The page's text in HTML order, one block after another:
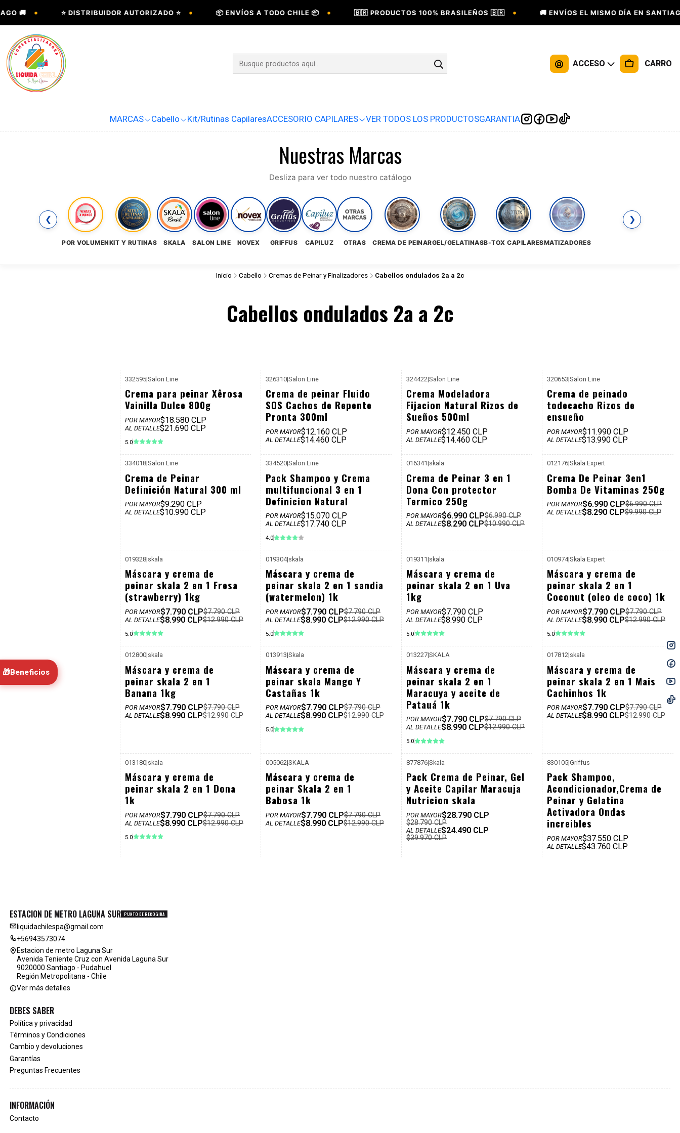
🎁Beneficios
🚚 • ⭐ DISTRIBUIDOR AUTORIZADO ⭐ • 📦 ENVÍOS A TODO CHILE 📦 • 🇧🇷 PRODUCTOS 100% BRASILEÑOS 🇧🇷 • 🚚 ENVÍOS EL MISMO DÍA EN SANTIAGO
ACCESO CARRO
MARCAS Cabello Kit/Rutinas CapilaresACCESORIO CAPILARES VER TODOS LOS PRODUCTOSGARANTIA
Nuestras Marcas
Desliza para ver todo nuestro catálogo
POR VOLUMENKIT Y RUTINAS SKALA SALON LINE NOVEX GRIFFUS CAPILUZ OTRAS CREMA DE PEINARGEL/GELATINASB-TOX CAPILARESMATIZADORES
❮ ❯
Inicio Cabello Cremas de Peinar y Finalizadores Cabellos ondulados 2a a 2c
Cabellos ondulados 2a a 2c
332595|Salon Line
Crema para peinar Xêrosa
Vainilla Dulce 800g
POR MAYOR$18.580 CLP
AL DETALLE$21.690 CLP
5.0
326310|Salon Line
Crema de peinar Fluido
SOS Cachos de Repente
Pronta 300ml
POR MAYOR$12.160 CLP
AL DETALLE$14.460 CLP
324422|Salon Line
Crema Modeladora
Fijacion Natural Rizos de
Sueños 500ml
POR MAYOR$12.450 CLP
AL DETALLE$14.460 CLP
320653|Salon Line
Crema de peinado
todecacho Rizos de
ensueño
POR MAYOR$11.990 CLP
AL DETALLE$13.990 CLP
334018|Salon Line
Crema de Peinar
Definición Natural 300 ml
POR MAYOR$9.290 CLP
AL DETALLE$10.990 CLP
334520|Salon Line
Pack Shampoo y Crema
multifuncional 3 en 1
Definicion Natural
POR MAYOR$15.070 CLP
AL DETALLE$17.740 CLP
4.0
Dcto
016341|skala
Crema de Peinar 3 en 1
Dona Con protector
Termico 250g
POR MAYOR$6.990 CLP$6.990 CLP
AL DETALLE$8.290 CLP$10.990 CLP
Dcto
012176|Skala Expert
Crema De Peinar 3en1
Bomba De Vitaminas 250g
POR MAYOR$6.990 CLP$6.990 CLP
AL DETALLE$8.290 CLP$9.990 CLP
-31%
Dcto
019328|skala
Máscara y crema de
peinar skala 2 en 1 Fresa
(strawberry) 1kg
POR MAYOR$7.790 CLP$7.790 CLP
AL DETALLE$8.990 CLP$12.990 CLP
5.0
-31%
Dcto
019304|skala
Máscara y crema de
peinar skala 2 en 1 sandia
(watermelon) 1k
POR MAYOR$7.790 CLP$7.790 CLP
AL DETALLE$8.990 CLP$12.990 CLP
5.0
019311|skala
Máscara y crema de
peinar skala 2 en 1 Uva
1kg
POR MAYOR$7.790 CLP
AL DETALLE$8.990 CLP
5.0
-31%
Dcto
010974|Skala Expert
Máscara y crema de
peinar skala 2 en 1
Coconut (oleo de coco) 1k
POR MAYOR$7.790 CLP$7.790 CLP
AL DETALLE$8.990 CLP$12.990 CLP
5.0
Dcto
012800|skala
Máscara y crema de
peinar skala 2 en 1
Banana 1kg
POR MAYOR$7.790 CLP$7.790 CLP
AL DETALLE$8.990 CLP$12.990 CLP
Dcto
013913|Skala
Máscara y crema de
peinar skala Mango Y
Castañas 1k
POR MAYOR$7.790 CLP$7.790 CLP
AL DETALLE$8.990 CLP$12.990 CLP
5.0
Dcto
013227|SKALA
Máscara y crema de
peinar skala 2 en 1
Maracuya y aceite de
Patauá 1k
POR MAYOR$7.790 CLP$7.790 CLP
AL DETALLE$8.990 CLP$12.990 CLP
5.0
Dcto
017812|skala
Máscara y crema de
peinar skala 2 en 1 Mais
Cachinhos 1k
POR MAYOR$7.790 CLP$7.790 CLP
AL DETALLE$8.990 CLP$12.990 CLP
-31%
Dcto
013180|skala
Máscara y crema de
peinar skala 2 en 1 Dona
1k
POR MAYOR$7.790 CLP$7.790 CLP
AL DETALLE$8.990 CLP$12.990 CLP
5.0
-31%
Dcto
005062|SKALA
Máscara y crema de
peinar Skala 2 en 1
Babosa 1k
POR MAYOR$7.790 CLP$7.790 CLP
AL DETALLE$8.990 CLP$12.990 CLP
Dcto
877876|Skala
Pack Crema de Peinar, Gel
y Aceite Capilar Maracuja
Nutricion skala
POR MAYOR$28.790 CLP
$28.790 CLP
AL DETALLE$24.490 CLP
$39.970 CLP
830105|Griffus
Pack Shampoo,
Acondicionador,Crema de
Peinar y Gelatina
Activadora Ondas
increibles
POR MAYOR$37.550 CLP
AL DETALLE$43.760 CLP
ESTACION DE METRO LAGUNA SUR PUNTO DE RECOGIDA
liquidachilespa@gmail.com
+56943573074
Estacion de metro Laguna Sur
Avenida Teniente Cruz con Avenida Laguna Sur
9020000 Santiago - Pudahuel
Región Metropolitana - Chile
Ver más detalles
DEBES SABER
Política y privacidad
Términos y Condiciones
Cambio y devoluciones
Garantías
Preguntas Frecuentes
INFORMACIÓN
Contacto